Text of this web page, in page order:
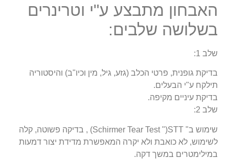
האבחון מתבצע ע"י וטרינרים
בשלושה שלבים:
שלב 1:
בדיקת גופנית, פרטי הכלב (גזע, גיל, מין וכיו"ב) והיסטוריה
תילקח ע"י הבעלים.
בדיקת עיניים מקיפה.
שלב 2:
שימוש ב" Schirmer Tear Test ")STT) , בדיקה פשוטה, קלה
לשימוש, לא כואבת ולא יקרה המאפשרת מדידת יצור דמעות
במילימטרים במשך דקה.